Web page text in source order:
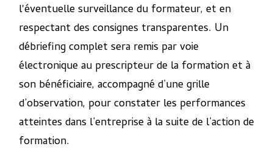
l'éventuelle surveillance du formateur, et en
respectant des consignes transparentes. Un
débriefing complet sera remis par voie
électronique au prescripteur de la formation et à
son bénéficiaire, accompagné d’une grille
d’observation, pour constater les performances
atteintes dans l’entreprise à la suite de l’action de
formation.